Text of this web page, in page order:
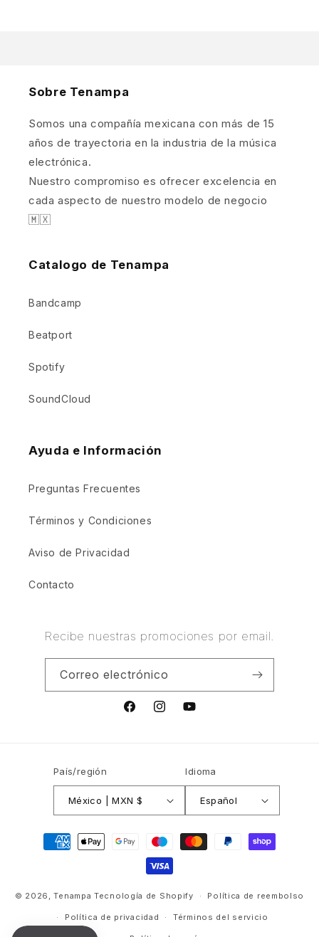
Sobre Tenampa
Somos una compañía mexicana con más de 15
años de trayectoria en la industria de la música
electrónica.
Nuestro compromiso es ofrecer excelencia en
cada aspecto de nuestro modelo de negocio
🇲🇽
Catalogo de Tenampa
Bandcamp
Beatport
Spotify
SoundCloud
Ayuda e Información
Preguntas Frecuentes
Términos y Condiciones
Aviso de Privacidad
Contacto
Recibe nuestras promociones por email.
Correo electrónico
FacebookInstagramYouTube
País/región
México | MXN $
Idioma
Español
Formas
© 2026,Tenampa Tecnología de Shopify Política de reembolso
Política de privacidad Términos del servicio